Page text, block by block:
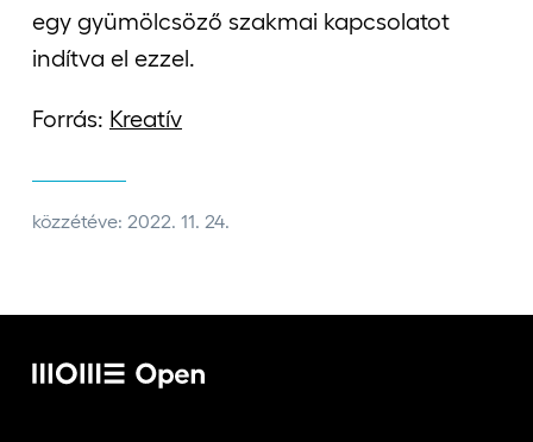
egy gyümölcsöző szakmai kapcsolatot
indítva el ezzel.
Forrás: Kreatív
közzétéve: 2022. 11. 24.